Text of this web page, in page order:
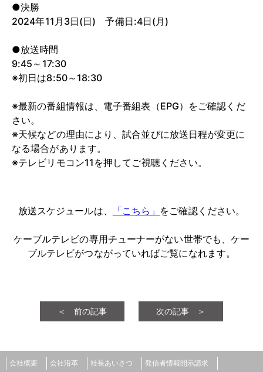
●決勝
2024年11月3日(日) 予備日:4日(月)
●放送時間
9:45～17:30
※初日は8:50～18:30
※最新の番組情報は、電子番組表（EPG）をご確認くだ
さい。
※天候などの理由により、試合並びに放送日程が変更に
なる場合があります。
※テレビリモコン11を押してご視聴ください。
放送スケジュールは、 「こちら」 をご確認ください。
ケーブルテレビの専用チューナーがない世帯でも、ケー
ブルテレビがつながっていればご覧になれます。
＜ 前の記事 次の記事 ＞
会社概要 会社沿革 社長あいさつ 発信者情報開示請求